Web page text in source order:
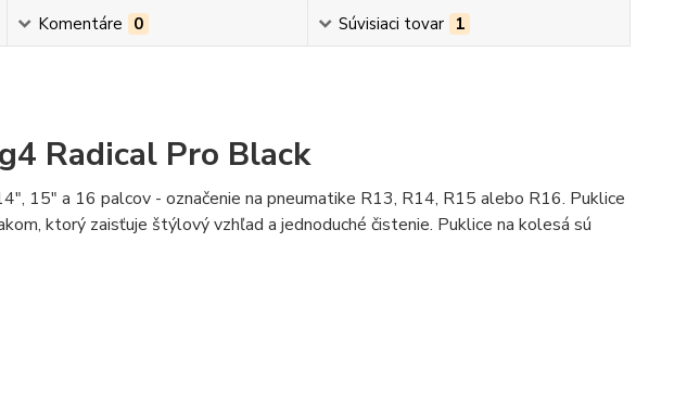
Komentáre 0 Súvisiaci tovar 1
Radical Pro Black
15" a 16 palcov - označenie na pneumatike R13, R14, R15 alebo R16. Puklice
ktorý zaisťuje štýlový vzhľad a jednoduché čistenie. Puklice na kolesá sú